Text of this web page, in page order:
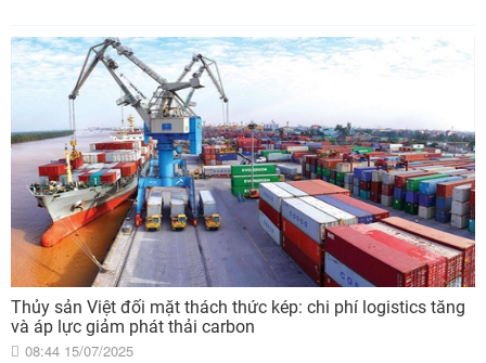
Thủy sản Việt đối mặt thách thức kép: chi phí logistics tăng
và áp lực giảm phát thải carbon
08:44 15/07/2025